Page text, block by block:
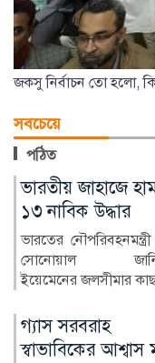
জকসু নির্বাচন তো হলো,
সবচেয়ে
পঠিত
অবসর নিয়ে
নেইমার
নেইমার বলেন, ‘আমি
আর কত দিন খেলব।
কথা এখনো ভাবিন...
দ্রব্যমূল্য বৃদ্ধির
১১ দলের